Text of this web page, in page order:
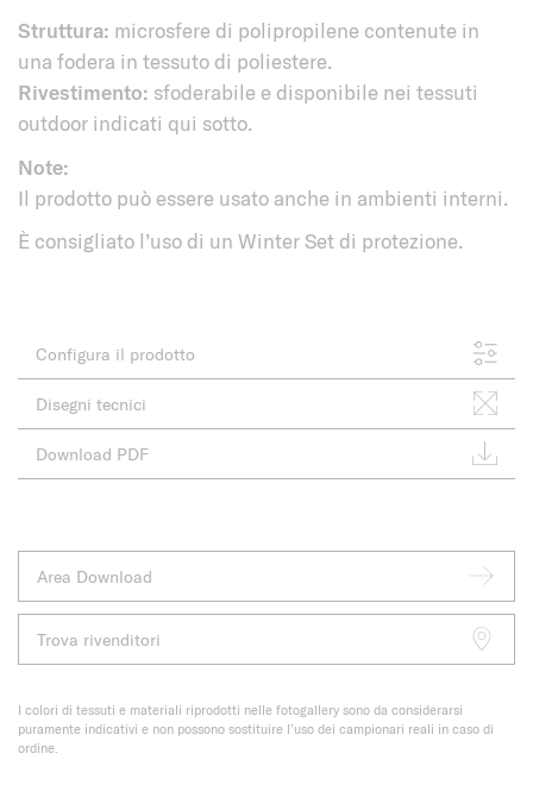
Struttura: microsfere di polipropilene contenute in
una fodera in tessuto di poliestere.
Rivestimento: sfoderabile e disponibile nei tessuti
outdoor indicati qui sotto.
Note:
Il prodotto può essere usato anche in ambienti interni.
È consigliato l’uso di un Winter Set di protezione.
Configura il prodotto
Disegni tecnici
Download PDF
Area Download
Trova rivenditori
I colori di tessuti e materiali riprodotti nelle fotogallery sono da considerarsi
puramente indicativi e non possono sostituire l’uso dei campionari reali in caso di
ordine.